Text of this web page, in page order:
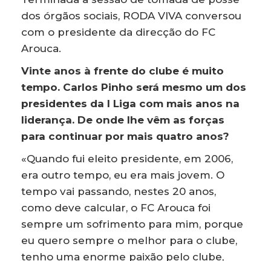
dos órgãos sociais, RODA VIVA conversou
com o presidente da direcção do FC
Arouca.
Vinte anos à frente do clube é muito
tempo. Carlos Pinho será mesmo um dos
presidentes da I Liga com mais anos na
liderança. De onde lhe vêm as forças
para continuar por mais quatro anos?
«Quando fui eleito presidente, em 2006,
era outro tempo, eu era mais jovem. O
tempo vai passando, nestes 20 anos,
como deve calcular, o FC Arouca foi
sempre um sofrimento para mim, porque
eu quero sempre o melhor para o clube,
tenho uma enorme paixão pelo clube,